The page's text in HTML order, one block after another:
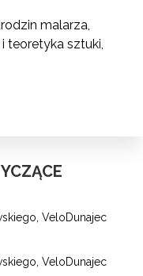
malarza,
teoretyka sztuki,
VeloDunajec
VeloDunajec